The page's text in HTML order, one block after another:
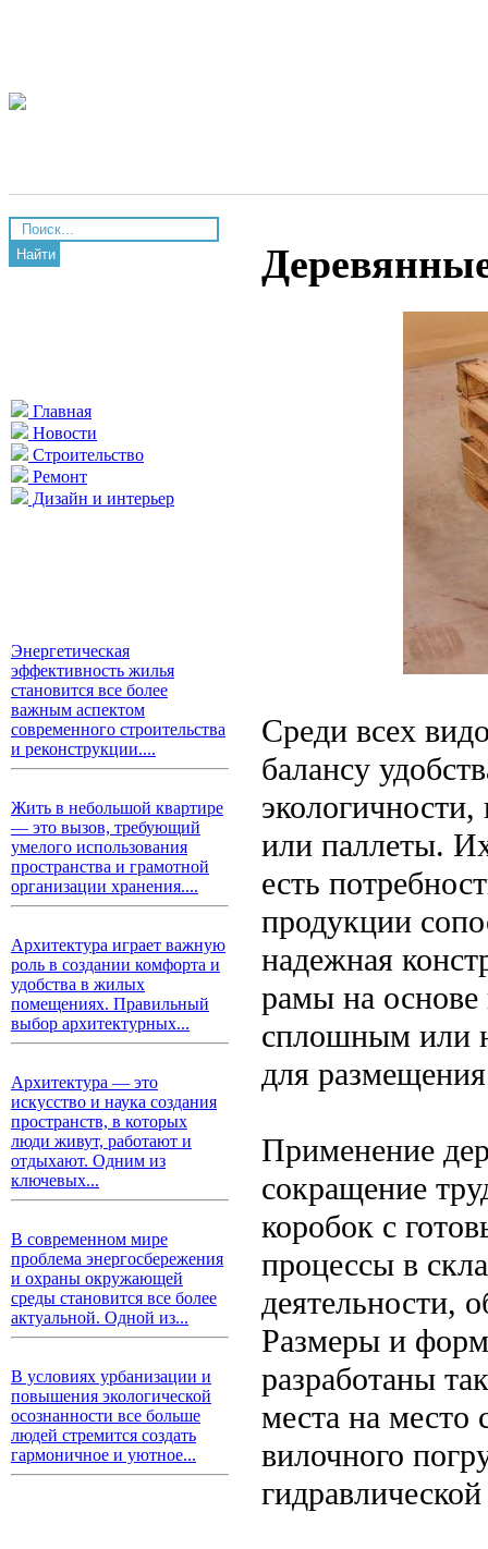
Найти
Главная
Новости
Строительство
Ремонт
Дизайн и интерьер
Энергетическая
эффективность жилья
становится все более
важным аспектом
современного строительства
и реконструкции....
Жить в небольшой квартире
— это вызов, требующий
умелого использования
пространства и грамотной
организации хранения....
Архитектура играет важную
роль в создании комфорта и
удобства в жилых
помещениях. Правильный
выбор архитектурных...
Архитектура — это
искусство и наука создания
пространств, в которых
люди живут, работают и
отдыхают. Одним из
ключевых...
В современном мире
проблема энергосбережения
и охраны окружающей
среды становится все более
актуальной. Одной из...
В условиях урбанизации и
повышения экологической
осознанности все больше
людей стремится создать
гармоничное и уютное...
Среди всех
балансу
или паллеты.
есть
продукции
надежная
рамы на основе
сплошным или
для
Применение
сокращение
коробок с
процессы в
деятельности,
Размеры и
разработаны
места на место
вилочного